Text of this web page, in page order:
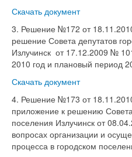
Скачать документ
3. Решение №172 от
решение Совета депутатов
Излучинск от 17.12.2009 №
2010 год и плановый период
Скачать документ
4. Решение №173 от
приложение к решению Совета
поселения Излучинск от
вопросах организации и
процесса в городском